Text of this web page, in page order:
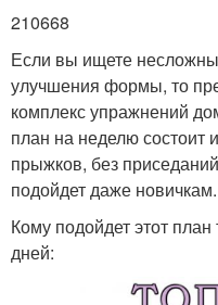
210668
Если вы ищете
улучшения формы, то
комплекс упражнений
план на неделю состоит
прыжков, без
подойдет даже новичкам.
Кому подойдет этот
дней: